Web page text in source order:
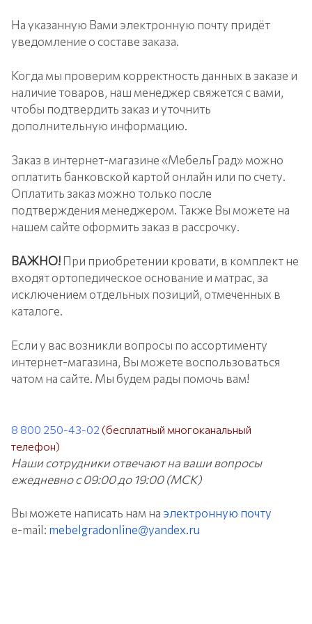
На указанную Вами электронную почту придёт
уведомление о составе заказа.
Когда мы проверим корректность данных в заказе и
наличие товаров, наш менеджер свяжется с вами,
чтобы подтвердить заказ и уточнить
дополнительную информацию.
Заказ в интернет-магазине «МебельГрад» можно
оплатить банковской картой онлайн или по счету.
Оплатить заказ можно только после
подтверждения менеджером. Также Вы можете на
нашем сайте оформить заказ в рассрочку.
ВАЖНО!При приобретении кровати, в комплект не
входят ортопедическое основание и матрас, за
исключением отдельных позиций, отмеченных в
каталоге.
Если у вас возникли вопросы по ассортименту
интернет-магазина, Вы можете воспользоваться
чатом на сайте. Мы будем рады помочь вам!
8 800 250-43-02 (бесплатный многоканальный
телефон)
Наши сотрудники отвечают на ваши вопросы
ежедневно с 09:00 до 19:00 (МСК)
Вы можете написать нам на электронную почту
e-mail: mebelgradonline@yandex.ru